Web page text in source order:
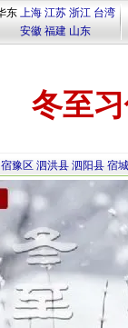
东 上海 江苏 浙江 台湾
安徽 福建 山东
冬至
宿豫区 泗洪县 泗阳县 宿